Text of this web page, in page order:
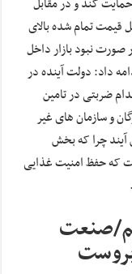
کند و در مقابل
قیمت تمام شده بالای
صورت نبود بازار داخل
داد: دولت آینده در
ضربتی در تامین
و سازمان های غیر
چرا که بخش
که حفظ امنیت غذایی
صنعت